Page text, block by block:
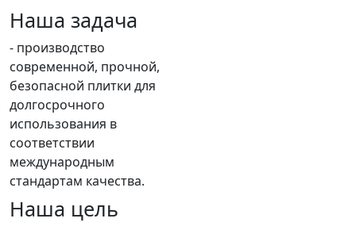
Наша задача
- производство
современной, прочной,
безопасной плитки для
долгосрочного
использования в
соответствии
международным
стандартам качества.
Наша цель